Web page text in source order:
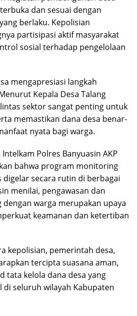
dan sesuai dengan
berlaku. Kepolisian
partisipasi aktif masyarakat
sosial terhadap pengelolaan
mengapresiasi langkah
Kepala Desa Talang
sektor sangat penting untuk
memastikan dana desa benar-
nyata bagi warga.
Polres Banyuasin AKP
bahwa program monitoring
secara rutin di berbagai
menilai, pengawasan dan
warga merupakan upaya
keamanan dan ketertiban
kepolisian, pemerintah desa,
tercipta suasana aman,
tata kelola dana desa yang
di seluruh wilayah Kabupaten